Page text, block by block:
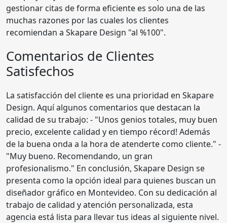
gestionar citas de forma eficiente es solo una de las
muchas razones por las cuales los clientes
recomiendan a Skapare Design "al %100".
Comentarios de Clientes
Satisfechos
La satisfacción del cliente es una prioridad en Skapare
Design. Aquí algunos comentarios que destacan la
calidad de su trabajo: - "Unos genios totales, muy buen
precio, excelente calidad y en tiempo récord! Además
de la buena onda a la hora de atenderte como cliente." -
"Muy bueno. Recomendando, un gran
profesionalismo." En conclusión, Skapare Design se
presenta como la opción ideal para quienes buscan un
diseñador gráfico en Montevideo. Con su dedicación al
trabajo de calidad y atención personalizada, esta
agencia está lista para llevar tus ideas al siguiente nivel.